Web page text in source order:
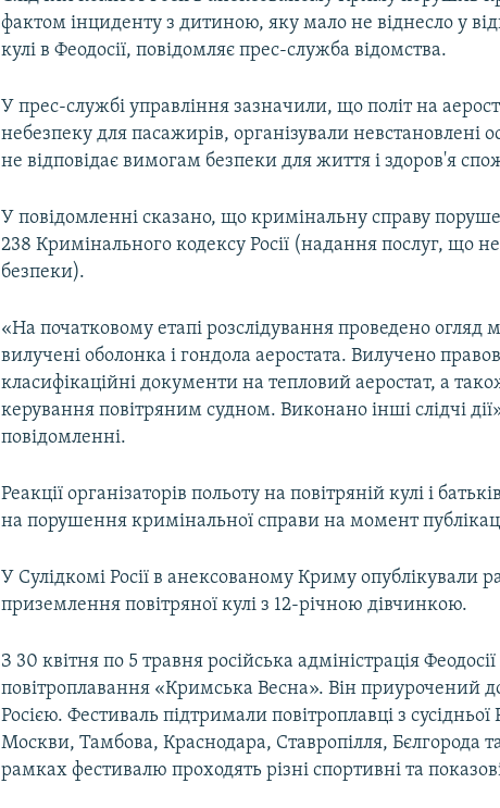
фактом інциденту з дитиною, яку мало не віднесло у
кулі в Феодосії, повідомляє прес-служба відомства.
У прес-службі управління зазначили, що політ на
небезпеку для пасажирів, організували невстановлені
не відповідає вимогам безпеки для життя і здоров'я
У повідомленні сказано, що кримінальну справу
238 Кримінального кодексу Росії (надання послуг, що
безпеки).
«На початковому етапі розслідування проведено огляд
вилучені оболонка і гондола аеростата. Вилучено
класифікаційні документи на тепловий аеростат, а
керування повітряним судном. Виконано інші слідчі
повідомленні.
Реакції організаторів польоту на повітряній кулі і
на порушення кримінальної справи на момент
У Сулідкомі Росії в анексованому Криму опублікували
приземлення повітряної кулі з 12-річною дівчинкою.
З 30 квітня по 5 травня російська адміністрація
повітроплавання «Кримська Весна». Він приурочений
Росією. Фестиваль підтримали повітроплавці з
Москви, Тамбова, Краснодара, Ставропілля, Бєлгорода
рамках фестивалю проходять різні спортивні та